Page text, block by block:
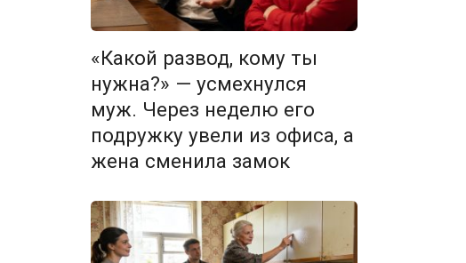
«Какой развод, кому ты
нужна?» — усмехнулся
муж. Через неделю его
подружку увели из офиса, а
жена сменила замок